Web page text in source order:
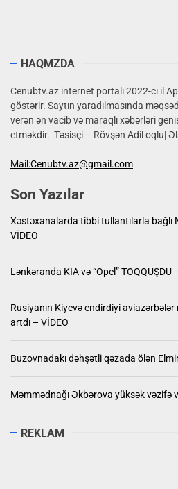
HAQMZDA
Cenubtv.az internet portalı 2022-ci il
göstərir. Saytın yaradılmasında
verən ən vacib və maraqlı xəbərləri
etməkdir. Təsisçi – Rövşən Adil oqlu|
Mail:Cenubtv.az@gmail.com
Son Yazılar
Xəstəxanalarda tibbi tullantılarla bağlı
VİDEO
Lənkəranda KIA və “Opel” TOQQUŞDU
Rusiyanın Kiyevə endirdiyi
artdı – VİDEO
Buzovnadakı dəhşətli qəzada ölən
Məmmədnağı Əkbərova yüksək vəzifə
REKLAM